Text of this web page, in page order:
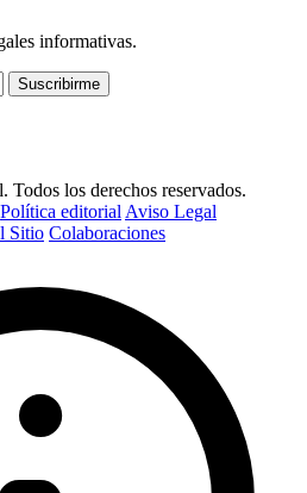
informativas.
Suscribirme
los derechos reservados.
Política editorial Aviso Legal
Sitio Colaboraciones